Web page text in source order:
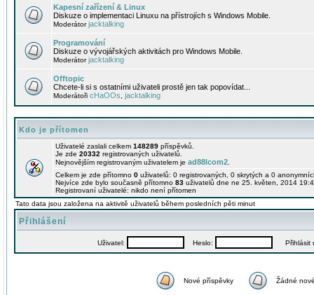
Kapesní zařízení & Linux
Diskuze o implementaci Linuxu na přístrojích s Windows Mobile.
Moderátorjacktalking
Programování
Diskuze o vývojářských aktivitách pro Windows Mobile.
Moderátorjacktalking
Offtopic
Chcete-li si s ostatními uživateli prostě jen tak popovídat...
Moderátoři cHaOOs jacktalking
Kdo je přítomen
Uživatelé zaslali celkem 148289 příspěvků.
Je zde 20332 registrovaných uživatelů.
Nejnovějším registrovaným uživatelem je ad88lcom2
Celkem je zde přítomno 0 uživatelů: 0 registrovaných, 0 skrytých a 0
Nejvíce zde bylo současně přítomno 83 uživatelů dne ne 25. květen, 2014
Registrovaní uživatelé: nikdo není přítomen
Tato data jsou založena na aktivitě uživatelů během posledních pěti minut
Přihlášení
Uživatel: Heslo: Přihlásit
Nové příspěvky Žádné